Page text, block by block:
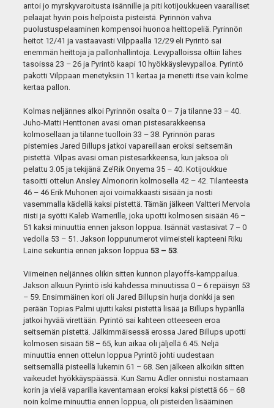
antoi jo myrskyvaroitusta isännille ja piti kotijoukkueen vaaralliset
pelaajat hyvin pois helpoista pisteistä. Pyrinnön vahva
puolustuspelaaminen kompensoi huonoa heittopeliä. Pyrinnön
heitot 12/41 ja vastaavasti Vilppaalla 12/29 eli Pyrintö sai
enemmän heittoja ja pallonhallintoja. Levypalloissa oltiin lähes
tasoissa 23 – 26 ja Pyrintö kaapi 10 hyökkäyslevypalloa. Pyrintö
pakotti Vilppaan menetyksiin 11 kertaa ja menetti itse vain kolme
kertaa pallon.
Kolmas neljännes alkoi Pyrinnön osalta 0 – 7 ja tilanne 33 – 40.
Juho-Matti Henttonen avasi oman pistesarakkeensa
kolmosellaan ja tilanne tuolloin 33 – 38. Pyrinnön paras
pistemies Jared Billups jatkoi vapareillaan eroksi seitsemän
pistettä.Vilpas avasi oman pistesarkkeensa, kun jaksoa oli
pelattu 3.05 ja tekijänä Ze’Rik Onyema 35 – 40. Kotijoukkue
tasoitti ottelun Ansley Almonorin kolmosella 42 – 42. Tilanteesta
46 – 46 Erik Muhonen ajoi voimakkaasti sisään ja nosti
vasemmalla kädellä kaksi pistettä. Tämän jälkeen Valtteri Mervola
riisti ja syötti Kaleb Warnerille, joka upotti kolmosen sisään 46 –
51 kaksi minuuttia ennen jakson loppua. Isännät vastasivat 7 – 0
vedolla 53 – 51. Jakson loppunumerot viimeisteli kapteeni Riku
Laine sekuntia ennen jakson loppua53 – 53
Viimeinen neljännes olikin sitten kunnon playoffs-kamppailua.
Jakson alkuun Pyrintö iski kahdessa minuutissa 0 – 6 repäisyn 53
– 59. Ensimmäinen kori oli Jared Billupsin hurja donkki ja sen
perään Topias Palmi ujutti kaksi pistettä lisää ja Billups hypärillä
jatkoi hyvää virettään. Pyrintö sai kahteen otteeseen eroa
seitsemän pistettä. Jälkimmäisessä erossa Jared Billups upotti
kolmosen sisään 58 – 65, kun aikaa oli jäljellä 6.45. Neljä
minuuttia ennen ottelun loppua Pyrintö johti uudestaan
seitsemällä pisteellä lukemin 61 – 68. Sen jälkeen alkoikin sitten
vaikeudet hyökkäyspäässä. Kun Samu Adler onnistui nostamaan
korin ja vielä vaparilla kaventamaan eroksi kaksi pistettä 66 – 68
noin kolme minuuttia ennen loppua, oli pisteiden lisääminen